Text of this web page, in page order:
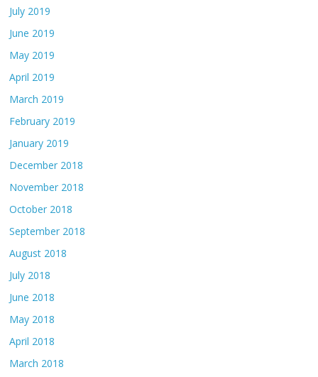
July 2019
June 2019
May 2019
April 2019
March 2019
February 2019
January 2019
December 2018
November 2018
October 2018
September 2018
August 2018
July 2018
June 2018
May 2018
April 2018
March 2018